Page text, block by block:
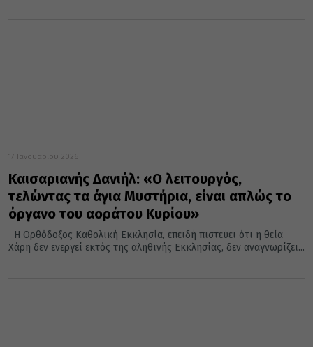
17 Ιανουαρίου 2026
Καισαριανής Δανιήλ: «Ο λειτουργός,
τελώντας τα άγια Μυστήρια, είναι απλώς το
όργανο του αοράτου Κυρίου»
Η Ορθόδοξος Καθολική Εκκλησία, επειδή πιστεύει ότι η θεία
Χάρη δεν ενεργεί εκτός της αληθινής Εκκλησίας, δεν αναγνωρίζει...